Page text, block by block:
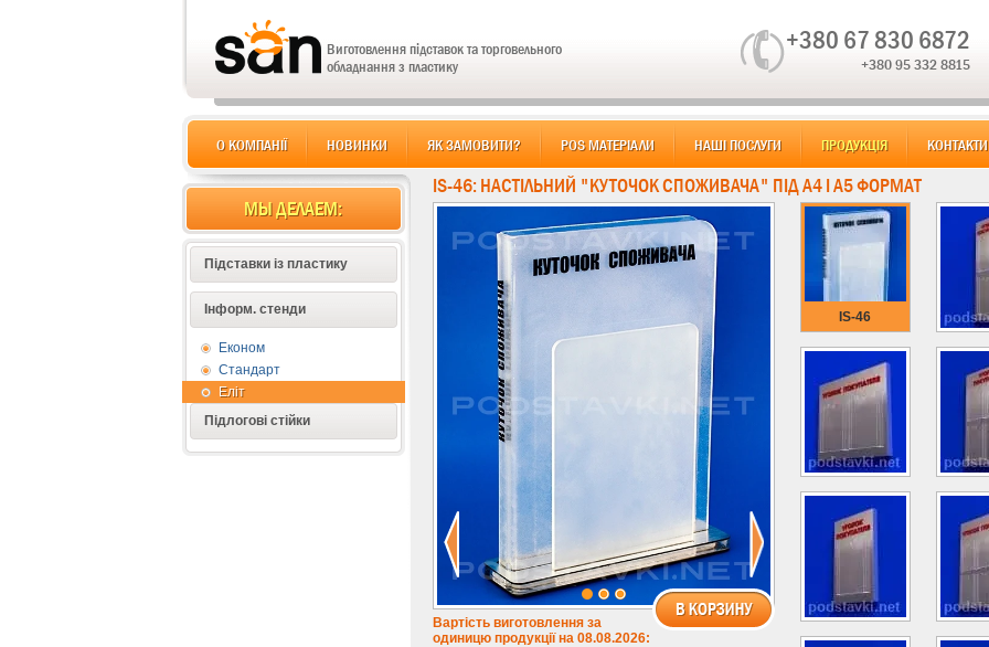
Виготовлення підставок та торговельного
обладнання з пластику
+380 67 830 6872
+380 95 332 8815
О КОМПАНІЇ НОВИНКИ ЯК ЗАМОВИТИ? POS МАТЕРІАЛИ НАШІ ПОСЛУГИ ПРОДУКЦІЯ КОНТАКТИ
МЫ ДЕЛАЕМ:
Підставки із пластику
Інформ. стенди
Економ
Стандарт
Еліт
Підлогові стійки
IS-46: НАСТІЛЬНИЙ "КУТОЧОК СПОЖИВАЧА" ПІД А4 І А5 ФОРМАТ
Вартість виготовлення за
одиницю продукції на 08.08.2026:
IS-46